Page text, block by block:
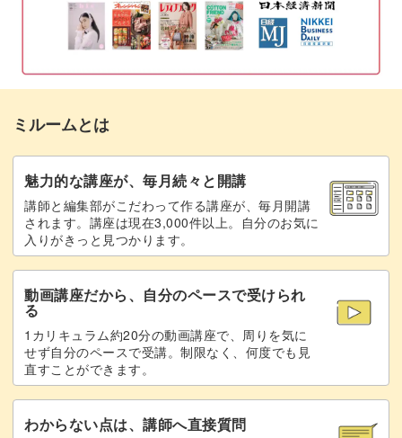
壁飾りが制作できるように！
テリアの一部に取り入れましょう。
この方法を学ぶと、今後の作品制作のモチベーションもあ
がります。
プレゼントにも喜ばれるので、ぜひ覚えてくださいね♪
壁に飾れば、お部屋に彩りと温かみを与えることができる
花びらを刺す
茎を刺す
葉っぱを刺す 23:05
余白を刺す
糸始末をする
ループを整えて境目をはっきりさせる 31:48
花芯のループをカットする 33:09
写真立てに仕立てる 37:58
完成♪
ミルームとは
魅力的な講座が、毎月続々と開講
講師と編集部がこだわって作る講座が、毎月開講
されます。講座は現在3,000件以上。自分のお気に
入りがきっと見つかります。
動画講座だから、自分のペースで受けられ
る
1カリキュラム約20分の動画講座で、周りを気に
せず自分のペースで受講。制限なく、何度でも見
直すことができます。
わからない点は、講師へ直接質問